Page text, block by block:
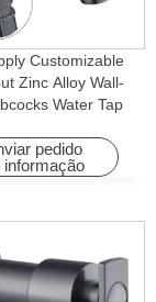
Customizable
Zinc Alloy Wall-
Water Tap
pedido
informação